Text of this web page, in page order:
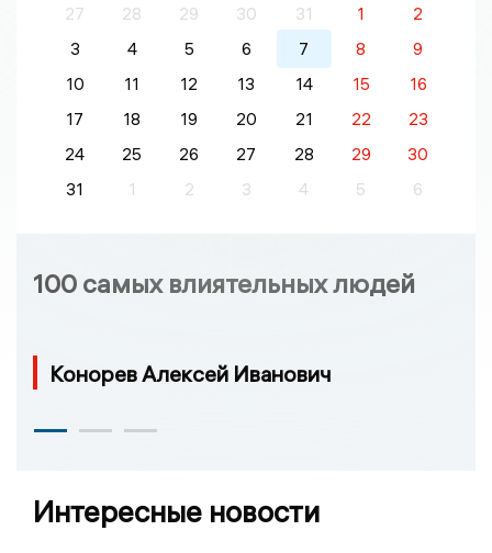
27
28 29 30 31 1
2
3
4 5 6 7 8
9
10
11 12 13 14 15
16
17
18 19 20 21 22
23
24
25 26 27 28 29
30
31
1 2 3 4 5 6
100 самых влиятельных людей
Конорев Алексей Иванович
Интересные новости